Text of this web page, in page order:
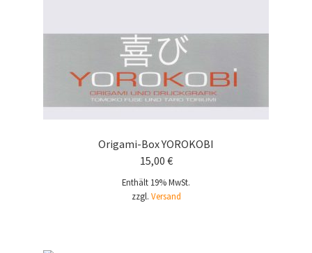
Origami-Box YOROKOBI
15,00 €
Enthält 19% MwSt.
zzgl. Versand